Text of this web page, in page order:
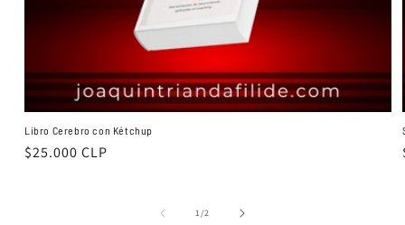
Libro Cerebro con Kétchup
Precio
$25.000 CLP
1/de2